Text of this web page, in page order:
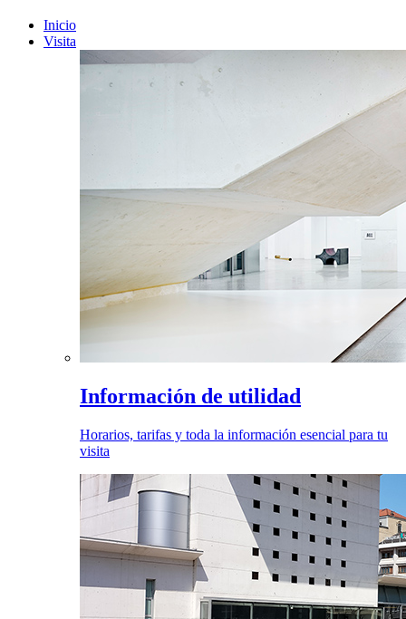
Inicio
Visita
Información de utilidad
Horarios, tarifas y toda la información esencial para tu
visita